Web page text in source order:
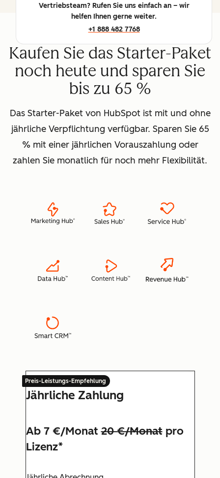
Vertriebsteam? Rufen Sie uns einfach an – wir
helfen Ihnen gerne weiter.
+1 888 482 7768
Kaufen Sie das Starter-Paket
noch heute und sparen Sie
bis zu 65 %
Das Starter-Paket von HubSpot ist mit und ohne
jährliche Verpflichtung verfügbar. Sparen Sie 65
% mit einer jährlichen Vorauszahlung oder
zahlen Sie monatlich für noch mehr Flexibilität.
Preis-Leistungs-Empfehlung
Jährliche Zahlung
Ab 7 €/Monat20 €/Monatpro
Lizenz*